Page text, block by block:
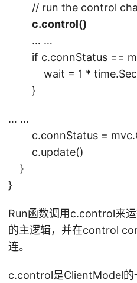
// run the control
c.control()
… …
if c.connStatus ==
wait = 1 *
}
… …
c.connStatus =
c.update()
}
}
Run函数调用c.control来
的主逻辑，并在control
连。
c.control是ClientModel的